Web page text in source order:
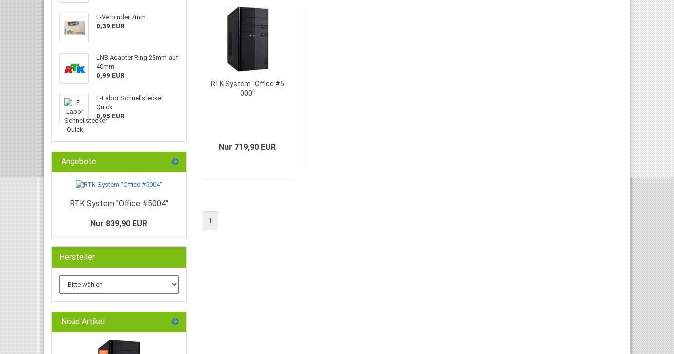
RTK System "Office #5
000"
Nur 719,90 EUR
1
F-Verbinder 7mm
0,39 EUR
LNB Adapter Ring 23mm auf
40mm
0,99 EUR
F-Labor Schnellstecker
Quick
0,95 EUR
Angebote
RTK System "Office #5004"
Nur 839,90 EUR
Hersteller
Neue Artikel